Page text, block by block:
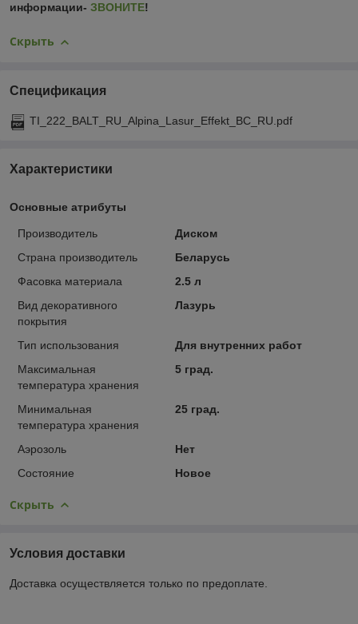
информации- ЗВОНИТЕ!
Скрыть
Спецификация
TI_222_BALT_RU_Alpina_Lasur_Effekt_BC_RU.pdf
Характеристики
Основные атрибуты
Производитель
Диском
Страна производитель
Беларусь
Фасовка материала
2.5 л
Вид декоративного
покрытия
Лазурь
Тип использования
Для внутренних работ
Максимальная
температура хранения
5 град.
Минимальная
температура хранения
25 град.
Аэрозоль
Нет
Состояние
Новое
Скрыть
Условия доставки
Доставка осуществляется только по предоплате.